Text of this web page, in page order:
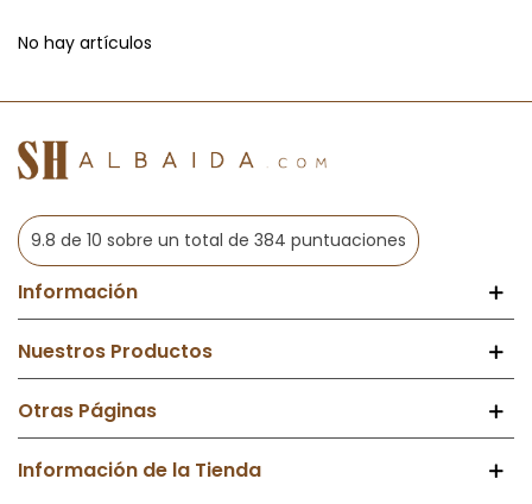
No hay artículos
9.8 de 10 sobre un total de 384 puntuaciones
Información
Nuestros Productos
Otras Páginas
Información de la Tienda